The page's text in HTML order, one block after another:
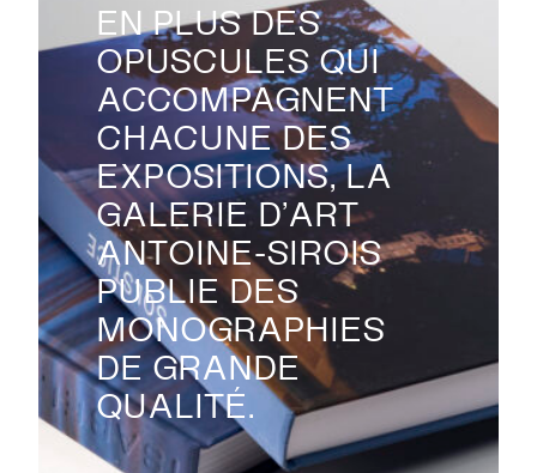
EN PLUS DES
OPUSCULES QUI
ACCOMPAGNENT
CHACUNE DES
EXPOSITIONS, LA
GALERIE D’ART
ANTOINE-SIROIS
PUBLIE DES
MONOGRAPHIES
DE GRANDE
QUALITÉ.